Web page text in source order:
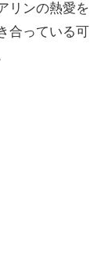
リンの熱愛を
合っている可